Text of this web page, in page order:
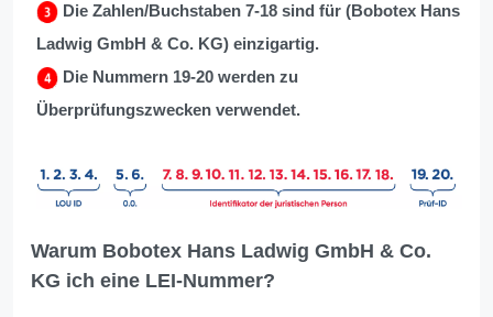
Die Zahlen/Buchstaben 7-18 sind für (Bobotex Hans
Ladwig GmbH & Co. KG) einzigartig.
Die Nummern 19-20 werden zu
Überprüfungszwecken verwendet.
Warum Bobotex Hans Ladwig GmbH & Co.
KG ich eine LEI-Nummer?